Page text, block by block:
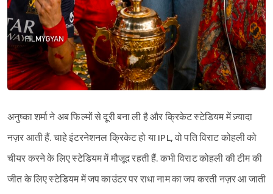
अनुष्का शर्मा ने अब फिल्मों से दूरी बना ली है और क्रिकेट स्टेडियम में ज़्यादा
नज़र आती हैं. चाहे इंटरनेशनल क्रिकेट हो या IPL, वो पति विराट कोहली को
चीयर करने के लिए स्टेडियम में मौजूद रहती हैं. कभी विराट कोहली की टीम की
जीत के लिए स्टेडियम में जप काउंटर पर राधा नाम का जप करती नज़र आ जाती